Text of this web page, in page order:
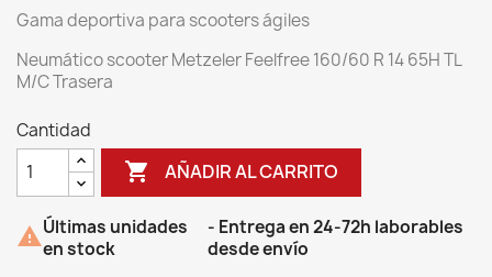
Gama deportiva para scooters ágiles
Neumático scooter Metzeler Feelfree 160/60 R 14 65H TL
M/C Trasera
Cantidad
 AÑADIR AL CARRITO
Últimas unidades
en stock
- Entrega en 24-72h laborables
desde envío